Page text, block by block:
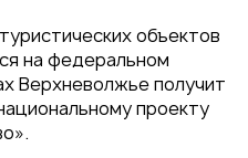
объектов
на федеральном
Верхневолжье получит
проекту